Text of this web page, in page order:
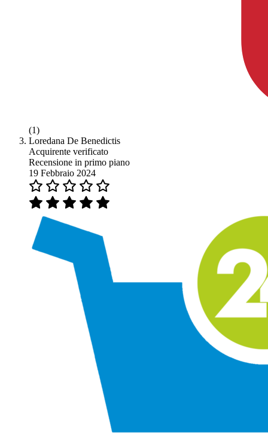
(1)
Loredana De Benedictis
Acquirente verificato
Recensione in primo piano
19 Febbraio 2024